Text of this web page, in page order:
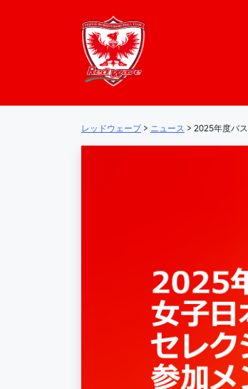
メインナビゲーション
レッドウェーブ > ニュース > 2025年度バ